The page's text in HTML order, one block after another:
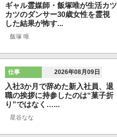
ギャル霊媒師・飯塚唯が生活カツ
カツのダンサー30歳女性を霊視
した結果が怖す...
飯塚 唯
仕事 2026年08月09日
入社3か月で辞めた新入社員、退
職の挨拶に持参したのは“菓子折
り”ではなく…...
星谷なな